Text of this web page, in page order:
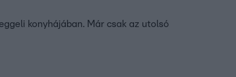
konyhájában. Már csak az utolsó